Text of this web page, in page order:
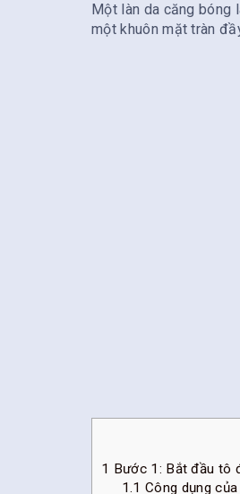
Một làn da căng bóng
một khuôn mặt tràn
1 Bước 1: Bắt đầu tô
1.1 Công dụng